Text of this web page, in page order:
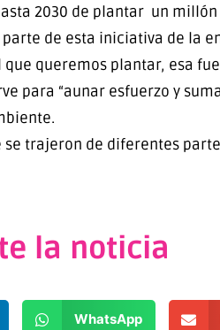
2030 de plantar un
de esta iniciativa de la
queremos plantar, esa
para “aunar esfuerzo y
trajeron de diferentes
la noticia
WhatsApp